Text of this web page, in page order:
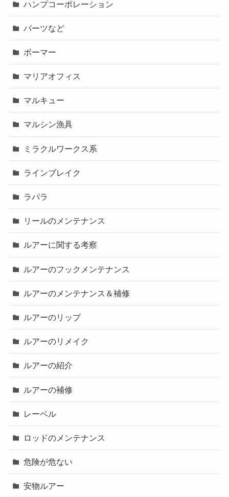
ハンプコーポレーション
パーツなど
ボーマー
マリアオフィス
マルキュー
マルシン漁具
ミラクルワークス系
ラインブレイク
ラパラ
リールのメンテナンス
ルアーに関する考察
ルアーのフックメンテナンス
ルアーのメンテナンス＆補修
ルアーのリップ
ルアーのリメイク
ルアーの紹介
ルアーの補修
レーベル
ロッドのメンテナンス
危険が危ない
安物ルアー